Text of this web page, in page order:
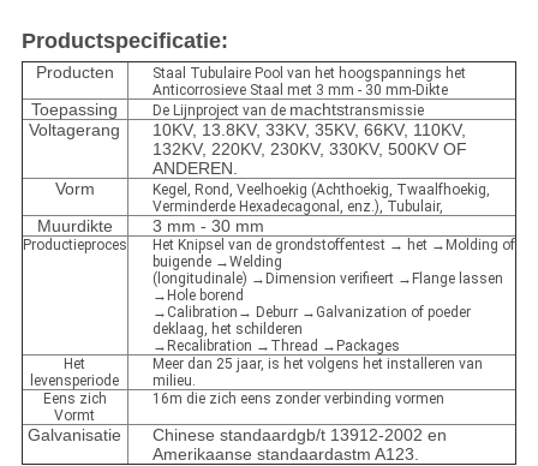
Productspecificatie:
Producten
Staal Tubulaire Pool van het hoogspannings het
Anticorrosieve Staal met 3 mm - 30 mm-Dikte
Toepassing De Lijnproject van de machtstransmissie
Voltagerang
10KV, 13.8KV, 33KV, 35KV, 66KV, 110KV,
132KV, 220KV, 230KV, 330KV, 500KV OF
ANDEREN.
Vorm
Kegel, Rond, Veelhoekig (Achthoekig, Twaalfhoekig,
Verminderde Hexadecagonal, enz.), Tubulair,
Muurdikte 3 mm - 30 mm
Productieproces
Het Knipsel van de grondstoffentest → het →Molding of
buigende →Welding
(longitudinale) →Dimension verifieert →Flange lassen
→Hole borend
→Calibration→ Deburr →Galvanization of poeder
deklaag, het schilderen
→Recalibration →Thread →Packages
Het
levensperiode
Meer dan 25 jaar, is het volgens het installeren van
milieu.
Eens zich
Vormt
16m die zich eens zonder verbinding vormen
Galvanisatie
Chinese standaardgb/t 13912-2002 en
Amerikaanse standaardastm A123.